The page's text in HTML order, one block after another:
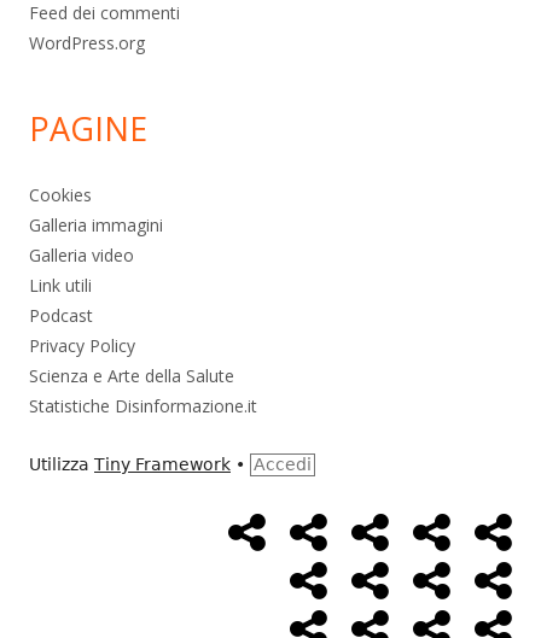
Feed dei commenti
WordPress.org
PAGINE
Cookies
Galleria immagini
Galleria video
Link utili
Podcast
Privacy Policy
Scienza e Arte della Salute
Statistiche Disinformazione.it
Utilizza Tiny Framework • Accedi
MenùHome
Page
Alimentazione
AmbienteBambini
Cancro ControlloEconomia
FarmaciMassoneriaNWO